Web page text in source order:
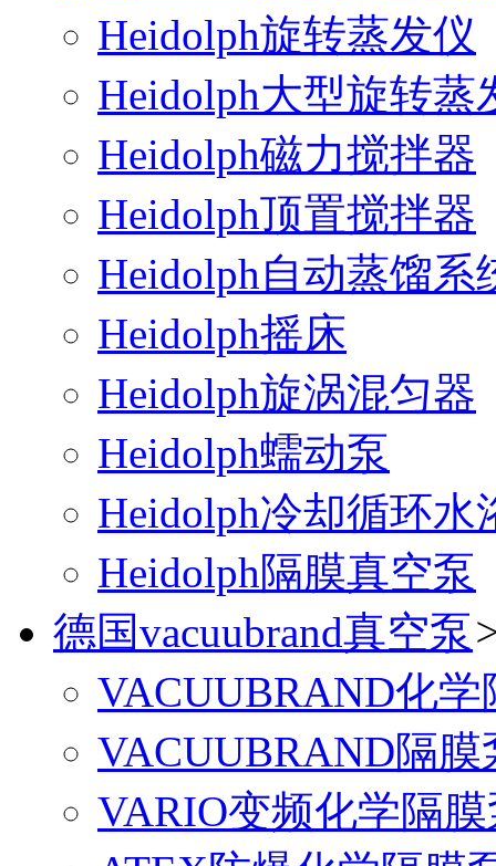
Heidolph旋转蒸发仪
Heidolph大型旋转蒸
Heidolph磁力搅拌器
Heidolph顶置搅拌器
Heidolph自动蒸馏系
Heidolph摇床
Heidolph旋涡混匀器
Heidolph蠕动泵
Heidolph冷却循环水
Heidolph隔膜真空泵
德国vacuubrand真空泵
VACUUBRAND化学
VACUUBRAND隔膜
VARIO变频化学隔